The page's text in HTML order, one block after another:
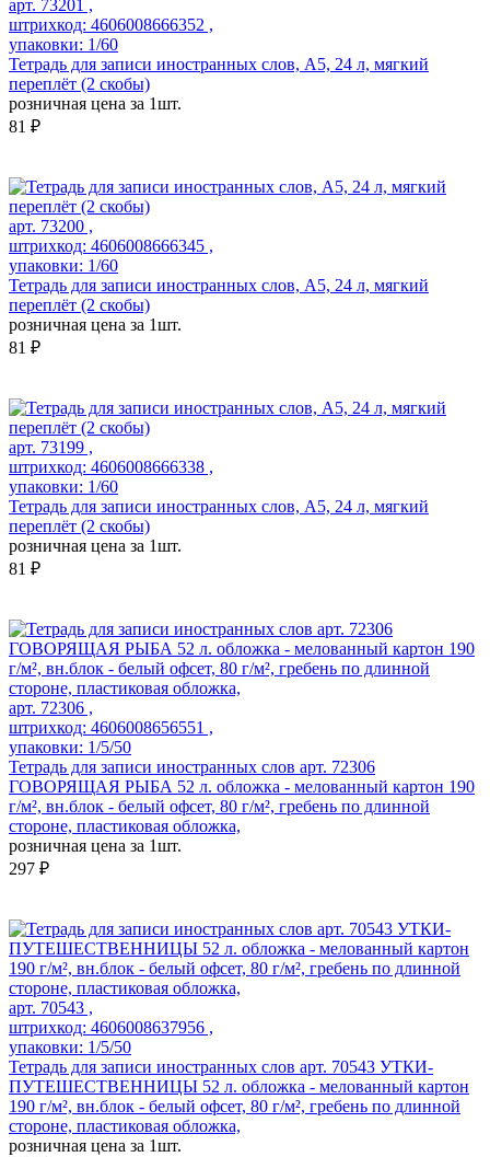
арт. 73201 ,
штрихкод: 4606008666352 ,
упаковки: 1/60
Тетрадь для записи иностранных слов, А5, 24 л, мягкий
переплёт (2 скобы)
розничная цена за 1шт.
81 ₽
арт. 73200 ,
штрихкод: 4606008666345 ,
упаковки: 1/60
Тетрадь для записи иностранных слов, А5, 24 л, мягкий
переплёт (2 скобы)
розничная цена за 1шт.
81 ₽
арт. 73199 ,
штрихкод: 4606008666338 ,
упаковки: 1/60
Тетрадь для записи иностранных слов, А5, 24 л, мягкий
переплёт (2 скобы)
розничная цена за 1шт.
81 ₽
арт. 72306 ,
штрихкод: 4606008656551 ,
упаковки: 1/5/50
Тетрадь для записи иностранных слов арт. 72306
ГОВОРЯЩАЯ РЫБА 52 л. обложка - мелованный картон 190
г/м², вн.блок - белый офсет, 80 г/м², гребень по длинной
стороне, пластиковая обложка,
розничная цена за 1шт.
297 ₽
арт. 70543 ,
штрихкод: 4606008637956 ,
упаковки: 1/5/50
Тетрадь для записи иностранных слов арт. 70543 УТКИ-
ПУТЕШЕСТВЕННИЦЫ 52 л. обложка - мелованный картон
190 г/м², вн.блок - белый офсет, 80 г/м², гребень по длинной
стороне, пластиковая обложка,
розничная цена за 1шт.